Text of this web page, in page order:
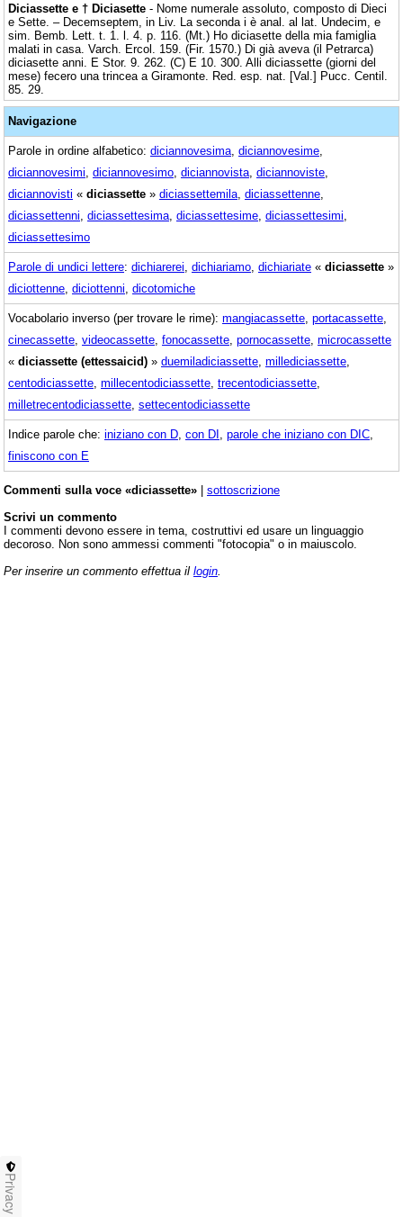
Diciassette e † Diciasette - Nome numerale assoluto, composto di Dieci
e Sette. – Decemseptem, in Liv. La seconda i è anal. al lat. Undecim, e
sim. Bemb. Lett. t. 1. l. 4. p. 116. (Mt.) Ho diciasette della mia famiglia
malati in casa. Varch. Ercol. 159. (Fir. 1570.) Di già aveva (il Petrarca)
diciasette anni. E Stor. 9. 262. (C) E 10. 300. Alli diciassette (giorni del
mese) fecero una trincea a Giramonte. Red. esp. nat. [Val.] Pucc. Centil.
85. 29.
Navigazione
Parole in ordine alfabetico: diciannovesima diciannovesime
diciannovesimi diciannovesimo diciannovista diciannoviste
diciannovisti « diciassette » diciassettemila diciassettenne
diciassettenni diciassettesima diciassettesime diciassettesimi
diciassettesimo
Parole di undici lettere: dichiarerei dichiariamo dichiariate « diciassette »
diciottenne diciottenni dicotomiche
Vocabolario inverso (per trovare le rime): mangiacassette portacassette
cinecassette videocassette fonocassette pornocassette microcassette
« diciassette (ettessaicid) » duemiladiciassette millediciassette
centodiciassette millecentodiciassette trecentodiciassette
milletrecentodiciassette settecentodiciassette
Indice parole che: iniziano con D con DI parole che iniziano con DIC
finiscono con E
Commenti sulla voce «diciassette» | sottoscrizione
Scrivi un commento
I commenti devono essere in tema, costruttivi ed usare un linguaggio
decoroso. Non sono ammessi commenti "fotocopia" o in maiuscolo.
Per inserire un commento effettua il login
Privacy